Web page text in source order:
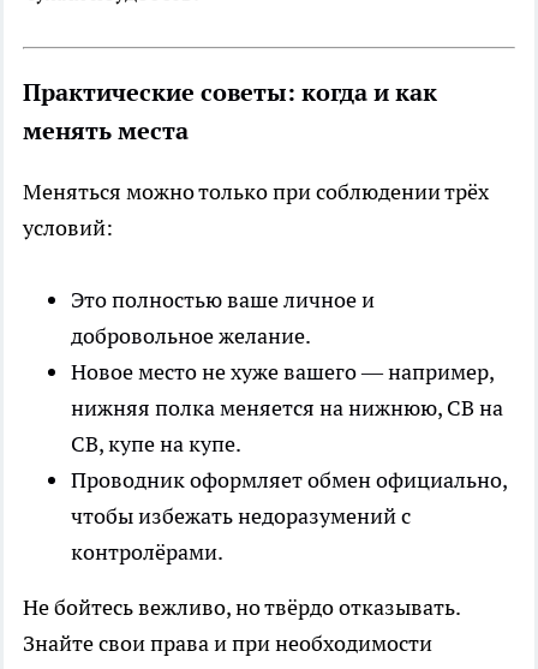
Практические советы: когда и как
менять места
Меняться можно только при соблюдении трёх
условий:
Это полностью ваше личное и
добровольное желание.
Новое место не хуже вашего — например,
нижняя полка меняется на нижнюю, СВ на
СВ, купе на купе.
Проводник оформляет обмен официально,
чтобы избежать недоразумений с
контролёрами.
Не бойтесь вежливо, но твёрдо отказывать.
Знайте свои права и при необходимости